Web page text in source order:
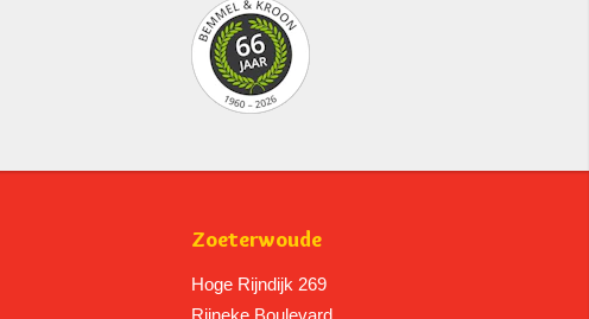
Zoeterwoude
Hoge Rijndijk 269
Rijneke Boulevard